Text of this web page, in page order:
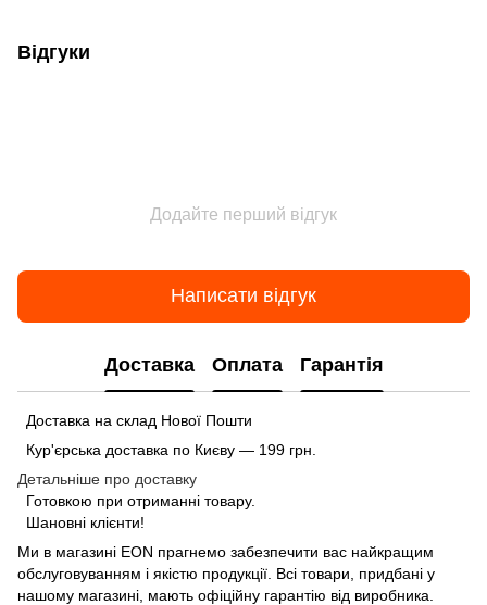
Відгуки
Додайте перший відгук
Написати відгук
Доставка Оплата Гарантія
Доставка на склад Нової Пошти
Кур'єрська доставка по Києву — 199 грн.
Детальніше про доставку
Готовкою при отриманні товару.
Шановні клієнти!
Ми в магазині EON прагнемо забезпечити вас найкращим
обслуговуванням і якістю продукції. Всі товари, придбані у
нашому магазині, мають офіційну гарантію від виробника.